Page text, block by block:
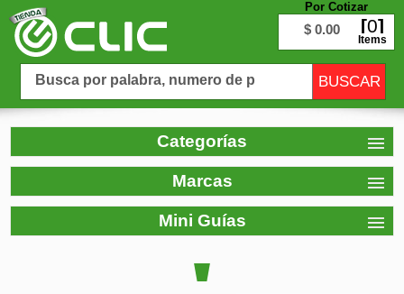
Por Cotizar
$ 0.00 0
Items
Categorías
Marcas
Mini Guías